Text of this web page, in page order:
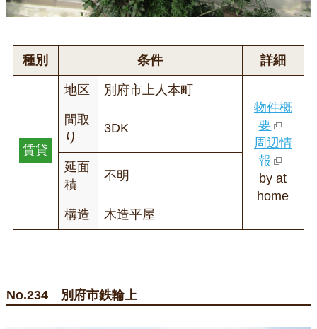
種別 条件 詳細
賃貸
地区
別府市上人本町
物件概
要
周辺情
報
by at
home
間取
り
3DK
延面
積
不明
構造 木造平屋
No.234 別府市鉄輪上